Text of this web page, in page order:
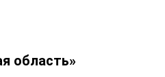
область»